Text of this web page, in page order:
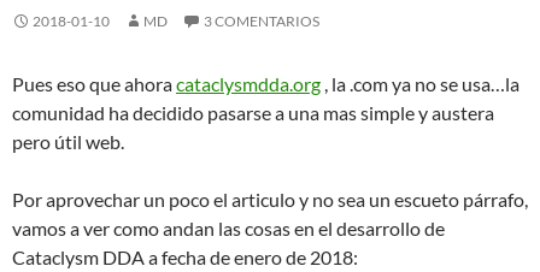
2018-01-10 MD 3 COMENTARIOS
Pues eso que ahoracataclysmdda.org , la .com ya no se usa…la
comunidad ha decidido pasarse a una mas simple y austera
pero útil web.
Por aprovechar un poco el articulo y no sea un escueto párrafo,
vamos a ver como andan las cosas en el desarrollo de
Cataclysm DDA a fecha de enero de 2018: